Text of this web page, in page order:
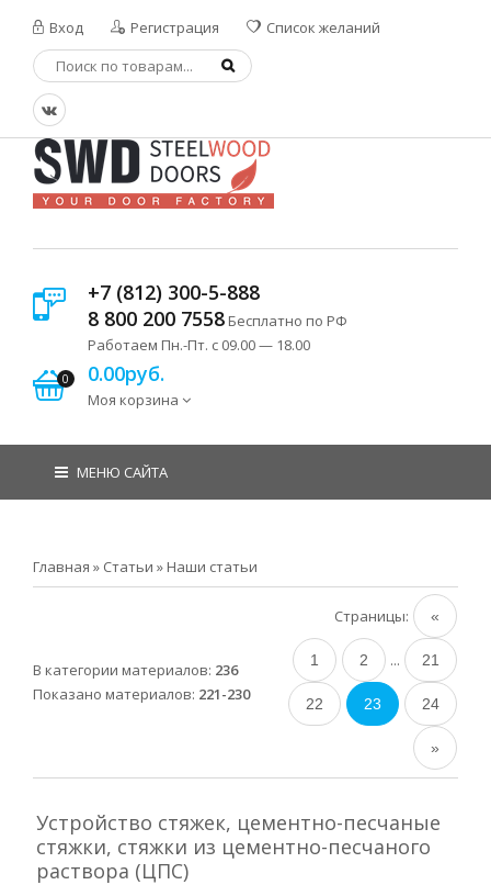
Вход Регистрация Список желаний
+7 (812) 300-5-888
8 800 200 7558 Бесплатно по РФ
Работаем Пн.-Пт. с 09.00 — 18.00
0 0.00руб.
Моя корзина
МЕНЮ САЙТА
Главная » Статьи » Наши статьи
В категории материалов: 236
Показано материалов: 221-230
Страницы: «
1 2 ... 21
22 23 24
»
Устройство стяжек, цементно-песчаные
стяжки, стяжки из цементно-песчаного
раствора (ЦПС)